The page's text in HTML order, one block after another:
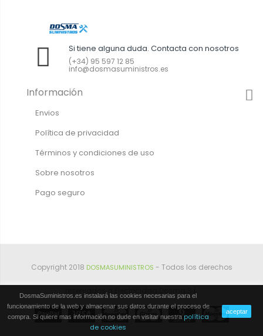
Si tiene alguna duda. Contacta con nosotros
(+34) 95 597 12 85
info@dosmasuministros.es
Información
Envios
Política de privacidad
Términos y condiciones de uso
Sobre nosotros
Pago seguro
DosmaSuministros.es instalará las cookies necesarias para el
funcionamiento de la web y almacenar sus datos durante el proceso de
compra. Si quiere mas información no dude en visitar nuestra política
de cookies
aceptar
Copyright 2018 DOSMASUMINISTROS - Todos los derechos
reservados a Electricidad Dosma S.L.